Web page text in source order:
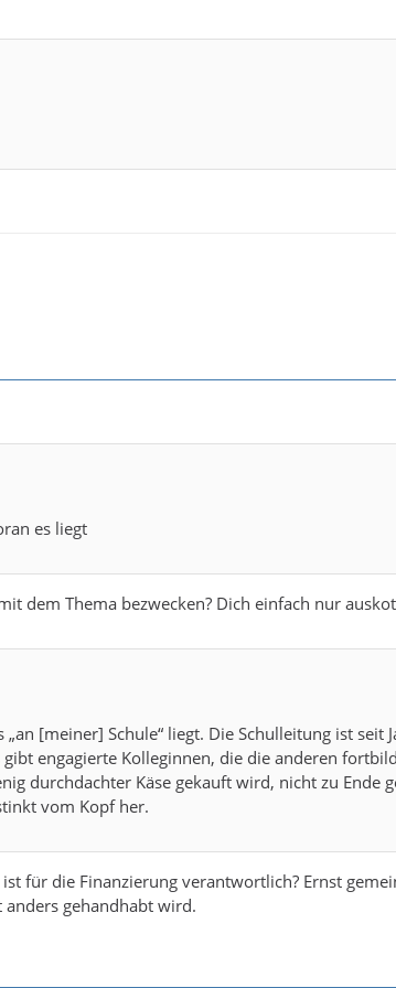
es liegt
dem Thema bezwecken? Dich einfach nur
„an [meiner] Schule“ liegt. Die Schulleitung ist
gibt engagierte Kolleginnen, die die anderen
durchdachter Käse gekauft wird, nicht zu
vom Kopf her.
für die Finanzierung verantwortlich? Ernst
gehandhabt wird.